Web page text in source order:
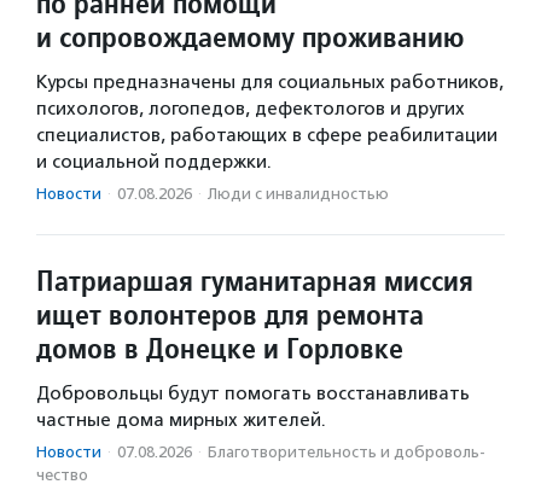
и сопровождаемому проживанию
Курсы предназначены для социальных работников,
психологов, логопедов, дефектологов и других
специалистов, работающих в сфере реабилитации
и социальной поддержки.
Новости · 07.08.2026 · Люди с инвалидностью
Патриаршая гуманитарная миссия
ищет волонтеров для ремонта
домов в Донецке и Горловке
Добровольцы будут помогать восстанавливать
частные дома мирных жителей.
Новости · 07.08.2026 · Благотвори­тель­ность и доброволь­
чест­во